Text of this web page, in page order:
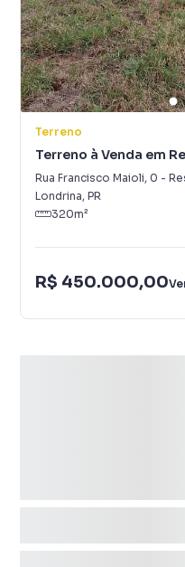
Terreno
Terreno à Venda em
Rua Francisco Maioli, 0 -
Londrina, PR
320m²
R$ 450.000,00